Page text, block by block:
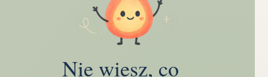
Nie wiesz, co